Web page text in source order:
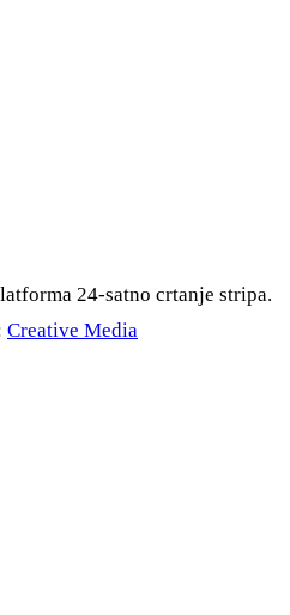
24-satno crtanje stripa.
Creative Media